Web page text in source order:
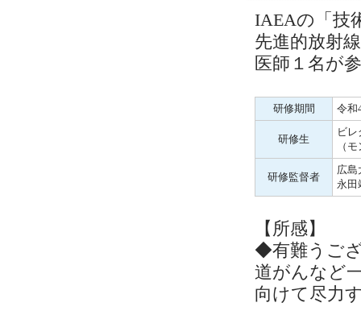
IAEAの「技
先進的放射
医師１名が
研修期間 令和
研修生
ビ
（
研修監督者
広島
永
【所感】
◆有難うご
道がんなど
向けて尽力